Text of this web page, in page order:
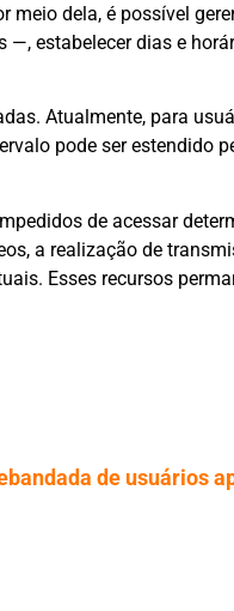
meio dela, é possível
—, estabelecer dias e
Atualmente, para
pode ser estendido
de acessar
a realização de
Esses recursos